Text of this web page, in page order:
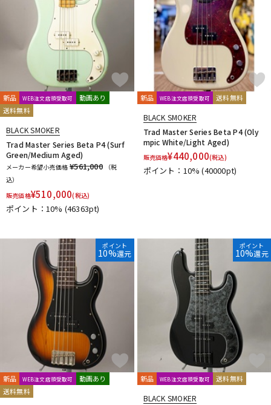
キーボード 電子ピアノ
管楽器 その他楽器
エフェクター
DJ機器 DTM
DTM オンライン納品
配信/ライブ機器 楽器アクセサリ
中古 ヴィンテージ
新品 WEB注文店頭受取可
動画あり
送料無料
BLACK SMOKER
Trad Master Series Beta P4 (Surf
Green/Medium Aged)
メーカー希望小売価格 ¥561,000
（税
込）
販売価格¥510,000(税込)
ポイント：10% (46363pt)
新品 WEB注文店頭受取可 送料無料
BLACK SMOKER
Trad Master Series Beta P4 (Oly
mpic White/Light Aged)
販売価格¥440,000(税込)
ポイント：10%(40000pt)
ポイント
10%還元
新品 WEB注文店頭受取可
動画あり
送料無料
ポイント
10%還元
新品 WEB注文店頭受取可 送料無料
BLACK SMOKER